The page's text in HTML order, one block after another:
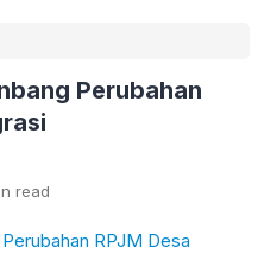
Perubahan
read